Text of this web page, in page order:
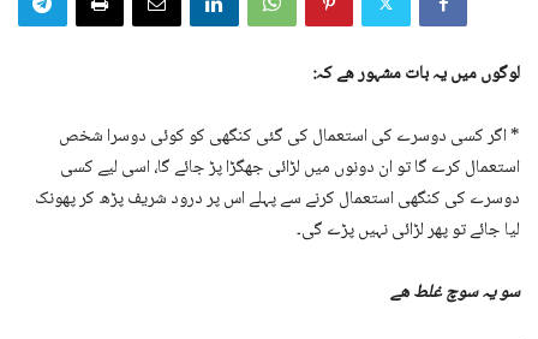
لوگوں میں یہ بات مشہور ھے کہ:
* اگر کسی دوسرے کی استعمال کی گئی کنگھی کو کوئی دوسرا شخص
استعمال کرے گا تو ان دونوں میں لڑائی جھگڑا پڑ جائے گا، اسی لیے کسی
دوسرے کی کنگھی استعمال کرنے سے پہلے اس پر درود شریف پڑھ کر پھونک
لیا جائے تو پھر لڑائی نہیں پڑے گی۔
سو یہ سوچ غلط ھے